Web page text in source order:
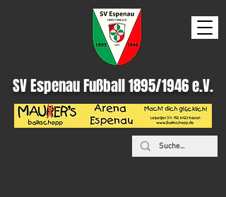
SV Espenau Fußball 1895/1946 e.V.